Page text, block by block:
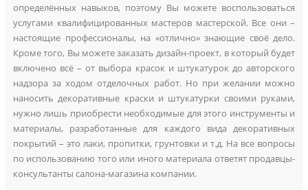
определённых навыков, поэтому Вы можете воспользоваться
услугами квалифицированных мастеров мастерской. Все они –
настоящие профессионалы, на «отлично» знающие своё дело.
Кроме того, Вы можете заказать дизайн-проект, в который будет
включено всё – от выбора красок и штукатурок до авторского
надзора за ходом отделочных работ. Но при желании можно
наносить декоративные краски и штукатурки своими руками,
нужно лишь приобрести необходимые для этого инструменты и
материалы, разработанные для каждого вида декоративных
покрытий – это лаки, пропитки, грунтовки и т.д. На все вопросы
по использованию того или иного материала ответят продавцы-
консультанты салона-магазина компании.